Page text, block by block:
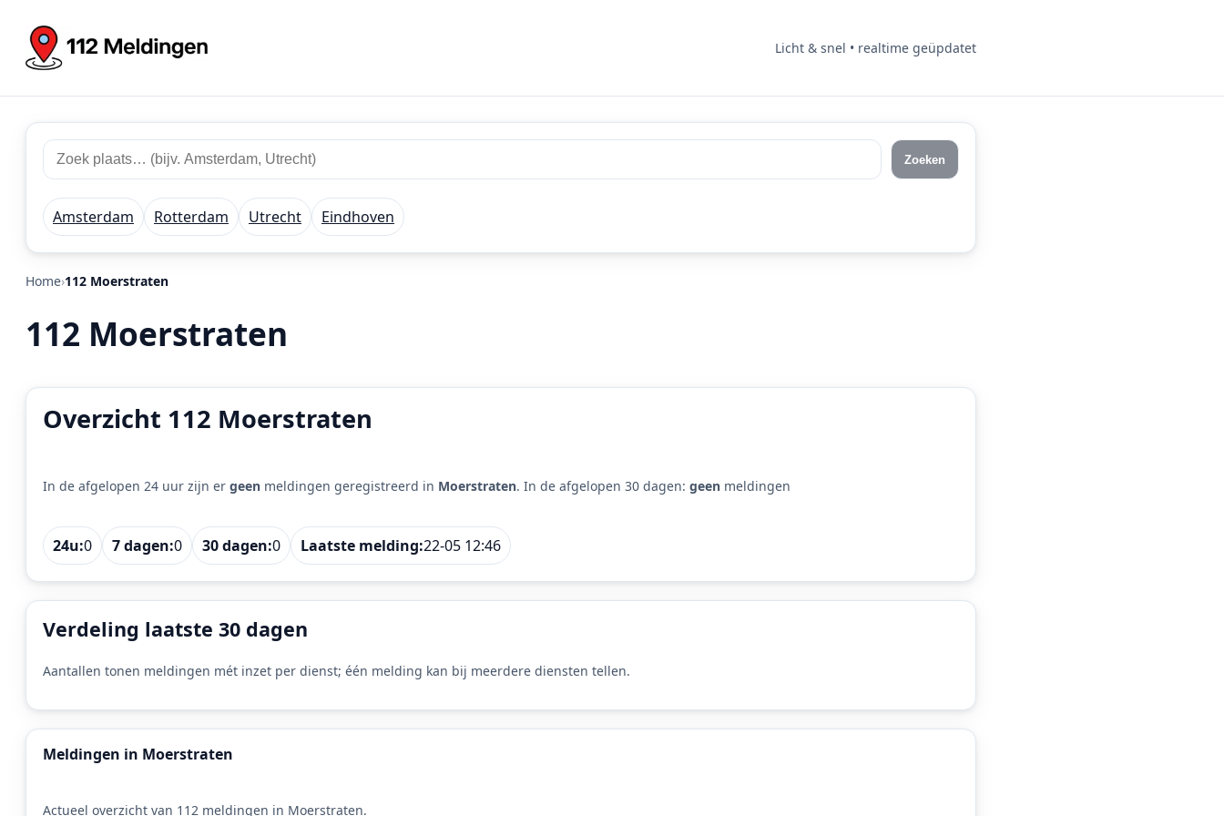
Licht & snel • realtime geüpdatet
Zoek
112
meldingen
Zoek
plaats
regio
Zoeken
Amsterdam Rotterdam Utrecht Eindhoven
Home 112 Moerstraten
112 Moerstraten
Overzicht 112 Moerstraten
In de afgelopen 24 uur zijn er geen meldingen geregistreerd in Moerstraten. In de afgelopen 30 dagen: geen meldingen
24u:0 7 dagen:0 30 dagen:0 Laatste melding:22-05 12:46
Verdeling laatste 30 dagen
Aantallen tonen meldingen mét inzet per dienst; één melding kan bij meerdere diensten tellen.
Meldingen in Moerstraten
Actueel overzicht van 112 meldingen in Moerstraten.